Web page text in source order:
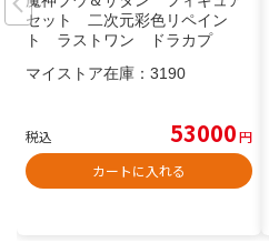
セット 二次元彩色リペイン
ト ラストワン ドラカプ
マイストア在庫： 3190
税込 53000円
カートに入れる